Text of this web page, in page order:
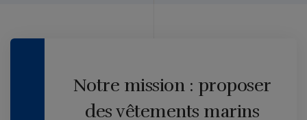
Notre mission : proposer
des vêtements marins